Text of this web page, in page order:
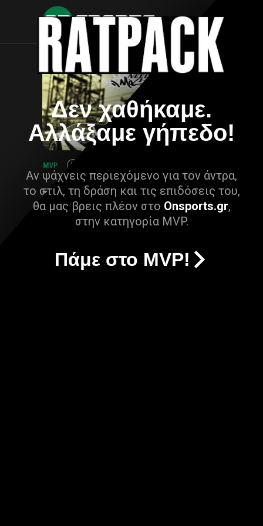
Δεν χαθήκαμε.
Αλλάξαμε γήπεδο!
Αν ψάχνεις περιεχόμενο για τον άντρα,
το στιλ, τη δράση και τις επιδόσεις του,
θα μας βρεις πλέον στο Onsports.gr,
στην κατηγορία MVP.
Πάμε στο MVP!